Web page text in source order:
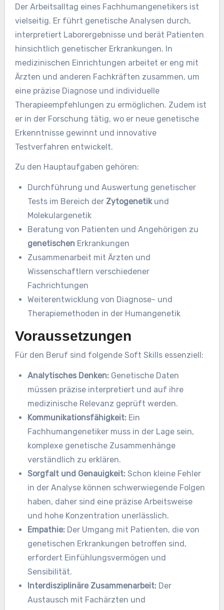
Der Arbeitsalltag eines Fachhumangenetikers ist
vielseitig. Er führt genetische Analysen durch,
interpretiert Laborergebnisse und berät Patienten
hinsichtlich genetischer Erkrankungen. In
medizinischen Einrichtungen arbeitet er eng mit
Ärzten und anderen Fachkräften zusammen, um
eine präzise Diagnose und individuelle
Therapieempfehlungen zu ermöglichen. Zudem ist
er in der Forschung tätig, wo er neue genetische
Erkenntnisse gewinnt und innovative
Testverfahren entwickelt.
Zu den Hauptaufgaben gehören:
Durchführung und Auswertung genetischer
Tests im Bereich der Zytogenetikund
Molekulargenetik
Beratung von Patienten und Angehörigen zu
genetischen Erkrankungen
Zusammenarbeit mit Ärzten und
Wissenschaftlern verschiedener
Fachrichtungen
Weiterentwicklung von Diagnose- und
Therapiemethoden in der Humangenetik
Voraussetzungen
Für den Beruf sind folgende Soft Skills essenziell:
Analytisches Denken: Genetische Daten
müssen präzise interpretiert und auf ihre
medizinische Relevanz geprüft werden.
Kommunikationsfähigkeit: Ein
Fachhumangenetiker muss in der Lage sein,
komplexe genetische Zusammenhänge
verständlich zu erklären.
Sorgfalt und Genauigkeit: Schon kleine Fehler
in der Analyse können schwerwiegende Folgen
haben, daher sind eine präzise Arbeitsweise
und hohe Konzentration unerlässlich.
Empathie: Der Umgang mit Patienten, die von
genetischen Erkrankungen betroffen sind,
erfordert Einfühlungsvermögen und
Sensibilität.
Interdisziplinäre Zusammenarbeit: Der
Austausch mit Fachärzten und